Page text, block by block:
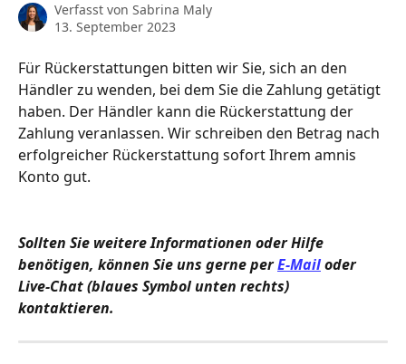
Verfasst von Sabrina Maly
13. September 2023
Für Rückerstattungen bitten wir Sie, sich an den
Händler zu wenden, bei dem Sie die Zahlung getätigt
haben. Der Händler kann die Rückerstattung der
Zahlung veranlassen. Wir schreiben den Betrag nach
erfolgreicher Rückerstattung sofort Ihrem amnis
Konto gut.
Sollten Sie weitere Informationen oder Hilfe
benötigen, können Sie uns gerne per E-Mail oder
Live-Chat (blaues Symbol unten rechts)
kontaktieren.